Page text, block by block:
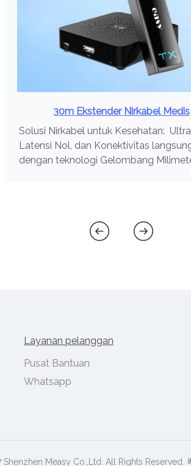
30m Ekstender Nirkabel Medis
Solusi Nirkabel untuk Kesehatan:
Latensi Nol, dan Konektivitas
dengan teknologi Gelombang
Layanan pelanggan
Pusat Bantuan
Whatsapp
Measy Co.,Ltd. All Rights Reserved.